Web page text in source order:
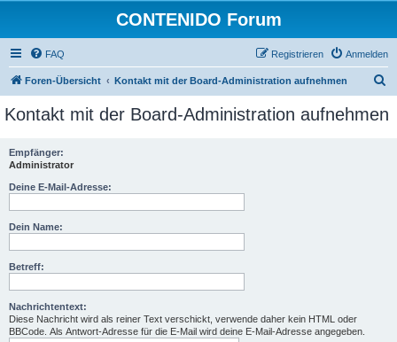
CONTENIDO Forum
FAQ Anmelden
Registrieren
Foren-Übersicht Kontakt mit der Board-Administration aufnehmen
c
Kontakt mit der Board-Administration aufnehmen
Empfänger:
Administrator
Deine E-Mail-Adresse:
Dein Name:
Betreff:
Nachrichtentext:
Diese Nachricht wird als reiner Text verschickt, verwende daher kein HTML oder
BBCode. Als Antwort-Adresse für die E-Mail wird deine E-Mail-Adresse angegeben.